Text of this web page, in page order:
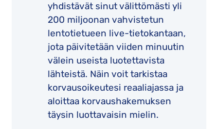
yhdistävät sinut välittömästi yli
200 miljoonan vahvistetun
lentotietueen live-tietokantaan,
jota päivitetään viiden minuutin
välein useista luotettavista
lähteistä. Näin voit tarkistaa
korvausoikeutesi reaaliajassa ja
aloittaa korvaushakemuksen
täysin luottavaisin mielin.